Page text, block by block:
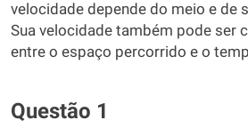
velocidade depende do meio e de
Sua velocidade também pode ser
entre o espaço percorrido e o
Questão 1